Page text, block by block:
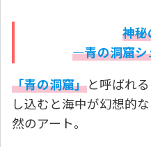
神秘
―青の洞窟シ
「青の洞窟」と呼ばれ
し込むと海中が幻想的
然のアート。